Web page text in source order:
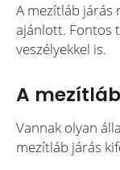
A mezítláb járás
ajánlott. Fontos
veszélyekkel is.
A
Vannak olyan
mezítláb járás